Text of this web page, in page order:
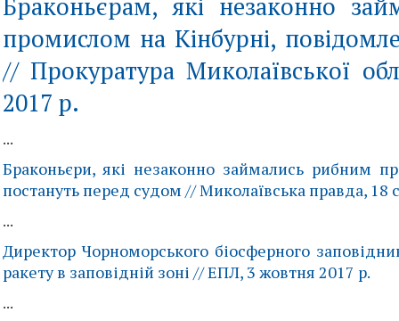
промислом на Кінбурні,
// Прокуратура Миколаївської
2017 р.
...
Браконьєри, які незаконно займались рибним
постануть перед судом // Миколаївська правда, 18
...
Директор Чорноморського біосферного
ракету в заповідній зоні // ЕПЛ, 3 жовтня 2017 р.
...